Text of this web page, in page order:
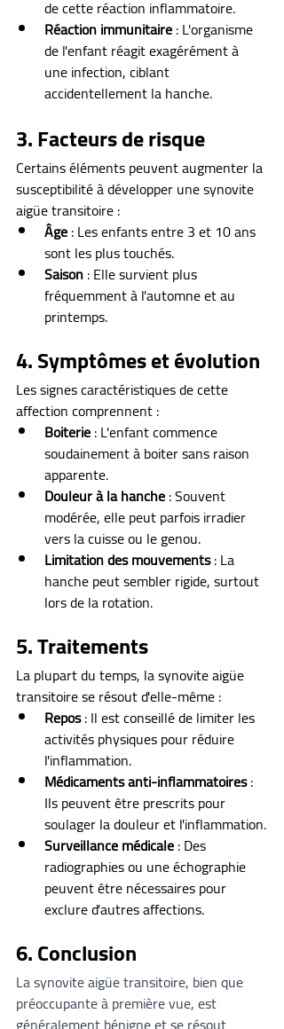
de cette réaction inflammatoire.
Réaction immunitaire : L'organisme
de l'enfant réagit exagérément à
une infection, ciblant
accidentellement la hanche.
3. Facteurs de risque
Certains éléments peuvent augmenter la
susceptibilité à développer une synovite
aigüe transitoire :
Âge : Les enfants entre 3 et 10 ans
sont les plus touchés.
Saison : Elle survient plus
fréquemment à l'automne et au
printemps.
4. Symptômes et évolution
Les signes caractéristiques de cette
affection comprennent :
Boiterie : L'enfant commence
soudainement à boiter sans raison
apparente.
Douleur à la hanche : Souvent
modérée, elle peut parfois irradier
vers la cuisse ou le genou.
Limitation des mouvements : La
hanche peut sembler rigide, surtout
lors de la rotation.
5. Traitements
La plupart du temps, la synovite aigüe
transitoire se résout d'elle-même :
Repos : Il est conseillé de limiter les
activités physiques pour réduire
l'inflammation.
Médicaments anti-inflammatoires :
Ils peuvent être prescrits pour
soulager la douleur et l'inflammation.
Surveillance médicale : Des
radiographies ou une échographie
peuvent être nécessaires pour
exclure d'autres affections.
6. Conclusion
La synovite aigüe transitoire, bien que
préoccupante à première vue, est